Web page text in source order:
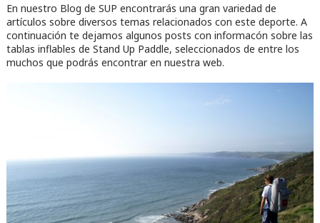
En nuestro Blog de SUP encontrarás una gran variedad de
artículos sobre diversos temas relacionados con este deporte. A
continuación te dejamos algunos posts con informacón sobre las
tablas inflables de Stand Up Paddle, seleccionados de entre los
muchos que podrás encontrar en nuestra web.